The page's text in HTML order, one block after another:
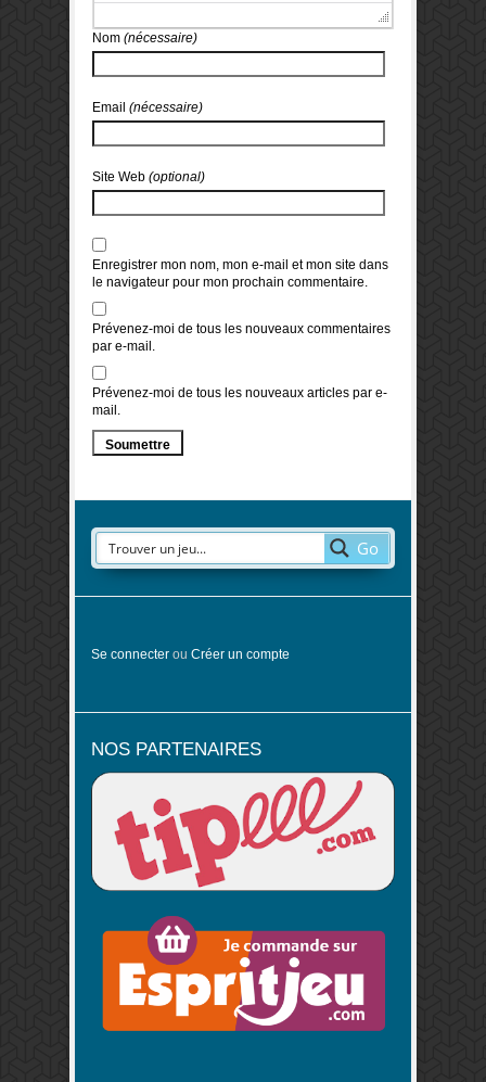
Nom (nécessaire)
Email (nécessaire)
Site Web (optional)
Enregistrer mon nom, mon e-mail et mon site dans
le navigateur pour mon prochain commentaire.
Prévenez-moi de tous les nouveaux commentaires
par e-mail.
Prévenez-moi de tous les nouveaux articles par e-
mail.
Go
Se connecter ou Créer un compte
NOS PARTENAIRES